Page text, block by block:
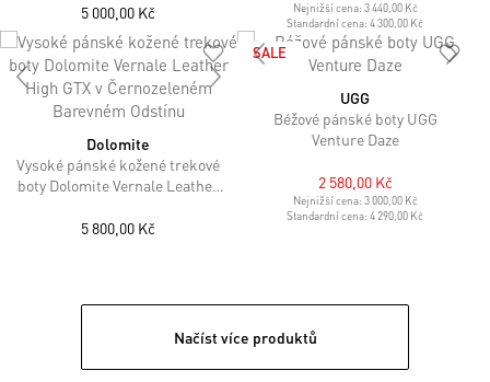
Provedení
5 000,00 Kč Nejnižší cena: 3 440,00 Kč
Standardní cena:4 300,00 Kč
Dolomite
Vysoké pánské kožené trekové
boty Dolomite Vernale Leather
Barevném Odstínu
5 800,00 Kč
SALE
UGG
Béžové pánské boty UGG
Venture Daze
2 580,00 Kč
Nejnižší cena: 3 000,00 Kč
Standardní cena:4 290,00 Kč
Načíst více produktů